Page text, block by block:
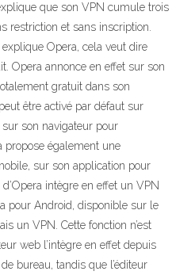
que son VPN cumule trois
restriction et sans inscription.
explique Opera, cela veut dire
Opera annonce en effet sur son
gratuit dans son
être activé par défaut sur
son navigateur pour
propose également une
sur son application pour
intègre en effet un VPN
pour Android, disponible sur le
un VPN. Cette fonction n’est
web l’intègre en effet depuis
bureau, tandis que l’éditeur